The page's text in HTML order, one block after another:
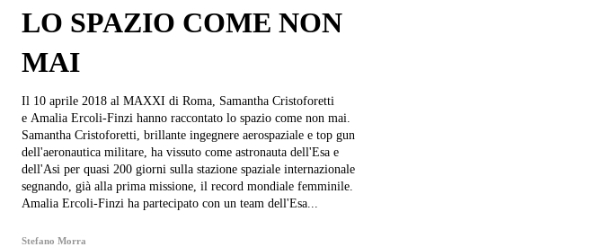
LO SPAZIO COME NON
MAI
Il 10 aprile 2018 al MAXXI di Roma, Samantha Cristoforetti
e Amalia Ercoli-Finzi hanno raccontato lo spazio come non mai.
Samantha Cristoforetti, brillante ingegnere aerospaziale e top gun
dell'aeronautica militare, ha vissuto come astronauta dell'Esa e
dell'Asi per quasi 200 giorni sulla stazione spaziale internazionale
segnando, già alla prima missione, il record mondiale femminile.
Amalia Ercoli-Finzi ha partecipato con un team dell'Esa...
Stefano Morra